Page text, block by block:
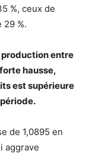
%, ceux de
29 %.
production entre
hausse,
est supérieure
de 1,0895 en
aggrave